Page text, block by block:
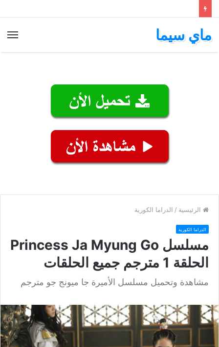
ماي سيما
الرئيسية / الدراما الكورية
الدراما الكورية
مسلسل Princess Ja Myung Go
الحلقة 1 مترجم جميع الحلقات
مشاهدة وتحميل مسلسل الأميرة جا ميونج جو مترجم